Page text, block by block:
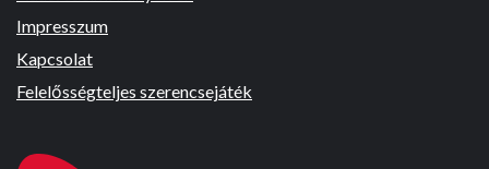
Impresszum
Kapcsolat
Felelősségteljes szerencsejáték